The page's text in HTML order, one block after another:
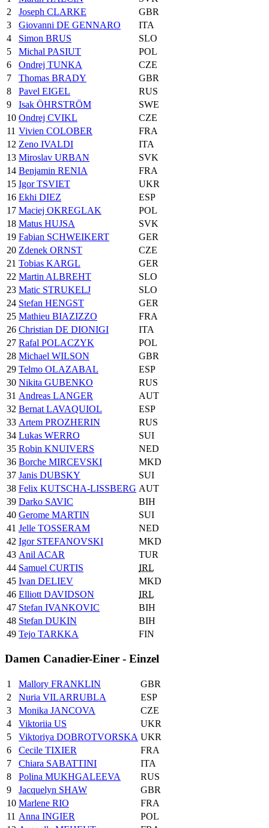
2
Joseph CLARKE
GBR
3
Giovanni DE GENNARO
ITA
4
Simon BRUS
SLO
5
Michal PASIUT
POL
6
Ondrej TUNKA
CZE
7
Thomas BRADY
GBR
8
Pavel EIGEL
RUS
9
Isak ÖHRSTRÖM
SWE
10 Ondrej CVIKL
CZE
11 Vivien COLOBER
FRA
12 Zeno IVALDI
ITA
13 Miroslav URBAN
SVK
14 Benjamin RENIA
FRA
15 Igor TSVIET
UKR
16 Ekhi DIEZ
ESP
17 Maciej OKREGLAK
POL
18 Matus HUJSA
SVK
19 Fabian SCHWEIKERT
GER
20 Zdenek ORNST
CZE
21 Tobias KARGL
GER
22 Martin ALBREHT
SLO
23 Matic STRUKELJ
SLO
24 Stefan HENGST
GER
25 Mathieu BIAZIZZO
FRA
26 Christian DE DIONIGI
ITA
27 Rafal POLACZYK
POL
28 Michael WILSON
GBR
29 Telmo OLAZABAL
ESP
30 Nikita GUBENKO
RUS
31 Andreas LANGER
AUT
32 Bernat LAVAQUIOL
ESP
33 Artem PROZHERIN
RUS
34 Lukas WERRO
SUI
35 Robin KNUIVERS
NED
36 Borche MIRCEVSKI
MKD
37 Janis DUBSKY
SUI
38 Felix KUTSCHA-LISSBERG AUT
39 Darko SAVIC
BIH
40 Gerome MARTIN
SUI
41 Jelle TOSSERAM
NED
42 Igor STEFANOVSKI
MKD
43 Anil ACAR
TUR
44 Samuel CURTIS
IRL
45 Ivan DELIEV
MKD
46 Elliott DAVIDSON
IRL
47 Stefan IVANKOVIC
BIH
48 Stefan DUKIN
BIH
49 Tejo TARKKA FIN
Damen Canadier-Einer - Einzel
1 Mallory FRANKLIN
GBR
2
Nuria VILARRUBLA
ESP
3
Monika JANCOVA
CZE
4
Viktoriia US
UKR
5
Viktoriya DOBROTVORSKA UKR
6
Cecile TIXIER
FRA
7
Chiara SABATTINI
ITA
8
Polina MUKHGALEEVA
RUS
9
Jacquelyn SHAW
GBR
10 Marlene RIO
FRA
11 Anna INGIER
POL